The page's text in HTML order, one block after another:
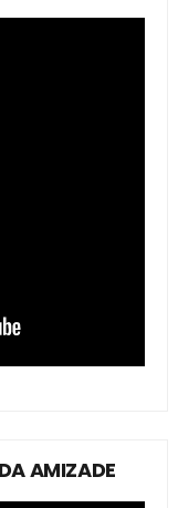
AMIZADE